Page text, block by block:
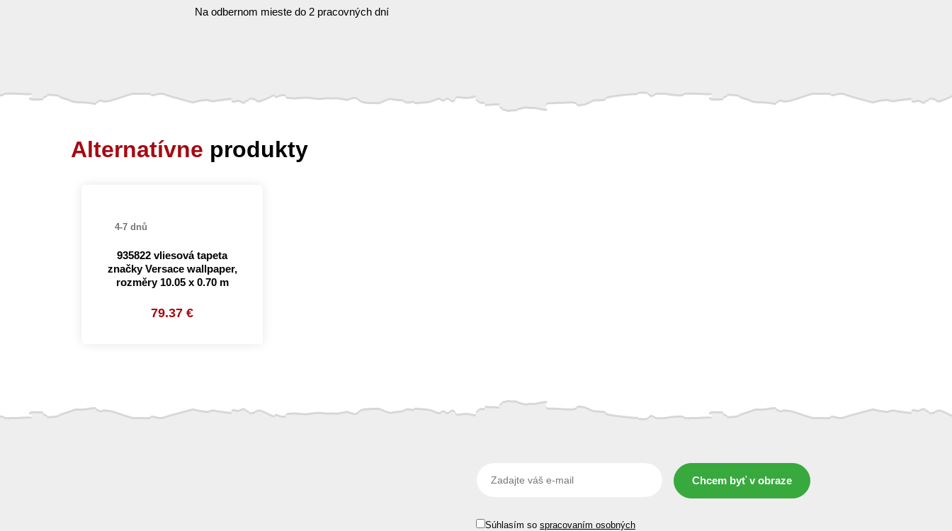
Na odbernom mieste do 2 pracovných dní
Alternatívne produkty
4-7 dnů
935822 vliesová tapeta
značky Versace wallpaper,
rozměry 10.05 x 0.70 m
79.37 €
Chcem byť v obraze
Súhlasím so spracovaním osobných